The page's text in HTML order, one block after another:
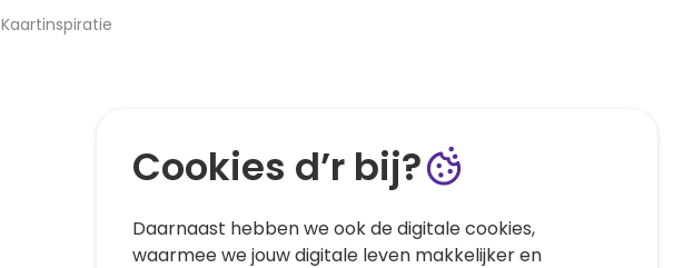
Kaartinspiratie
Cookies d’r bij?
Daarnaast hebben we ook de digitale cookies,
waarmee we jouw digitale leven makkelijker en